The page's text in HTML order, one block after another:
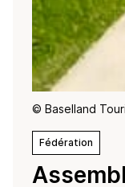
Fédération
© Baselland